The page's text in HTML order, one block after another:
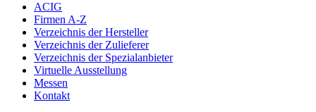
ACIG
Firmen A-Z
Verzeichnis der Hersteller
Verzeichnis der Zulieferer
Verzeichnis der Spezialanbieter
Virtuelle Ausstellung
Messen
Kontakt